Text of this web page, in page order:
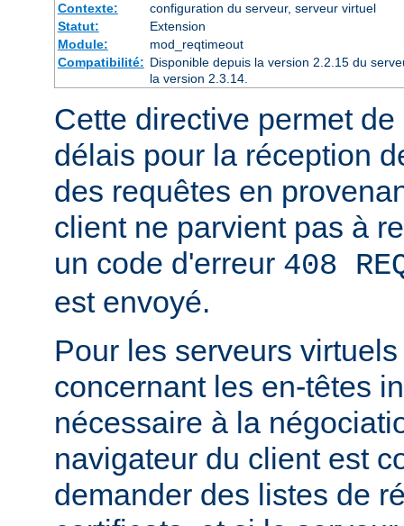
Contexte:
configuration du serveur, serveur virtuel
Statut:
Extension
Module:
mod_reqtimeout
Compatibilité: Disponible depuis la version 2.2.15 du
la version 2.3.14.
Cette directive permet
délais pour la réception
des requêtes en
client ne parvient pas à
un code d'erreur 408
est envoyé.
Pour les serveurs
concernant les en-têtes
nécessaire à la
navigateur du client est
demander des listes de